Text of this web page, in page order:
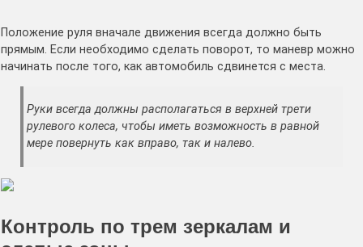
Положение руля вначале движения всегда должно быть
прямым. Если необходимо сделать поворот, то маневр можно
начинать после того, как автомобиль сдвинется с места.
Руки всегда должны располагаться в верхней трети
рулевого колеса, чтобы иметь возможность в равной
мере повернуть как вправо, так и налево.
Контроль по трем зеркалам и